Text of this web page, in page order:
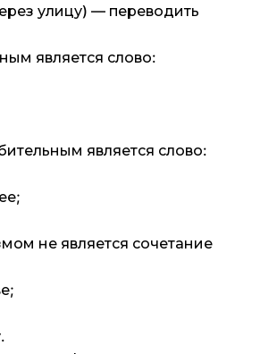
улицу) — переводить
является слово:
является слово:
не является сочетание